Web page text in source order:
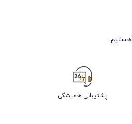
پشتیبانی همیشگی